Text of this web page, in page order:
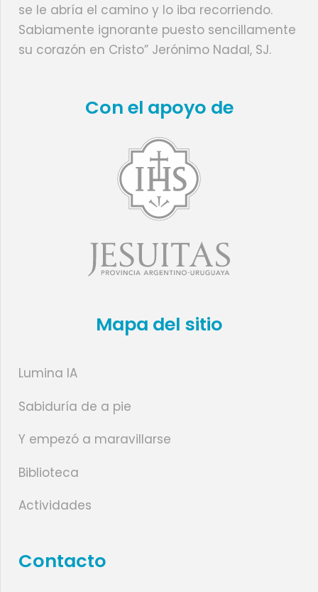
se le abría el camino y lo iba recorriendo.
Sabiamente ignorante puesto sencillamente
su corazón en Cristo” Jerónimo Nadal, SJ.
Con el apoyo de
Mapa del sitio
Lumina IA
Sabiduría de a pie
Y empezó a maravillarse
Biblioteca
Actividades
Contacto